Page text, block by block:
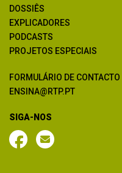
DOSSIÊS
EXPLICADORES
PODCASTS
PROJETOS ESPECIAIS
FORMULÁRIO DE CONTACTO
ENSINA@RTP.PT
SIGA-NOS